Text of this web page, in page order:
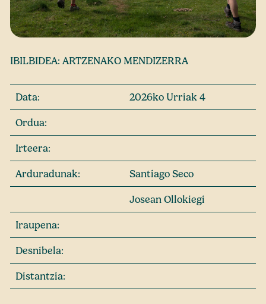
IBILBIDEA: ARTZENAKO MENDIZERRA
Data: 2026ko Urriak 4
Ordua:
Irteera:
Arduradunak: Santiago Seco
Josean Ollokiegi
Iraupena:
Desnibela:
Distantzia: